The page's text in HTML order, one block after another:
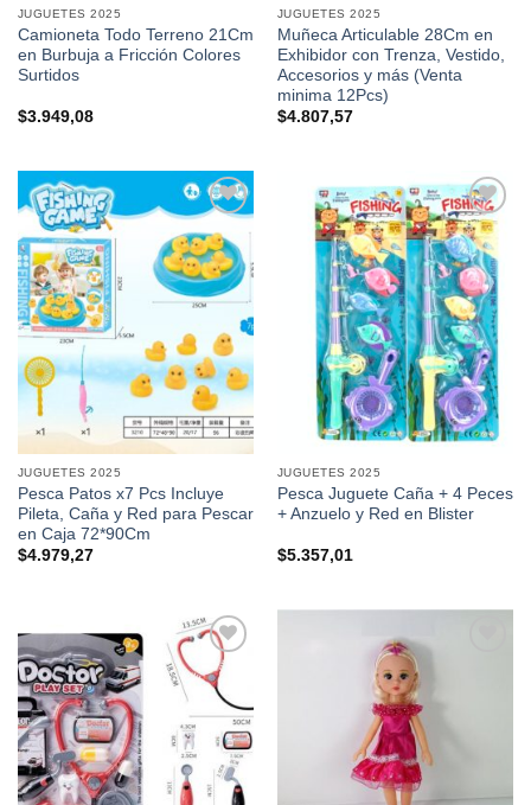
JUGUETES 2025
Camioneta Todo Terreno 21Cm
en Burbuja a Fricción Colores
Surtidos
$3.949,08
JUGUETES 2025
Muñeca Articulable 28Cm en
Exhibidor con Trenza, Vestido,
Accesorios y más (Venta
minima 12Pcs)
$4.807,57
Añadir a
favoritos
JUGUETES 2025
Pesca Patos x7 Pcs Incluye
Pileta, Caña y Red para Pescar
en Caja 72*90Cm
$4.979,27
Añadir a
favoritos
JUGUETES 2025
Pesca Juguete Caña + 4 Peces
+ Anzuelo y Red en Blister
$5.357,01
Añadir a
favoritos